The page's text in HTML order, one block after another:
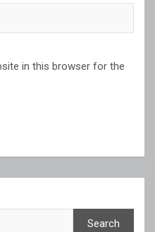
in this browser for the
Search